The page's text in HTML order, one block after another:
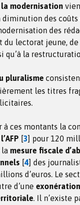
la modernisation
diminution des
des
du lectorat jeune, de
qu’à la
pluralisme
les titres
à ces montants la
[3] pour 120
la mesure fiscale
[4] des
d’euros. Le
d’une
. Il n’existe